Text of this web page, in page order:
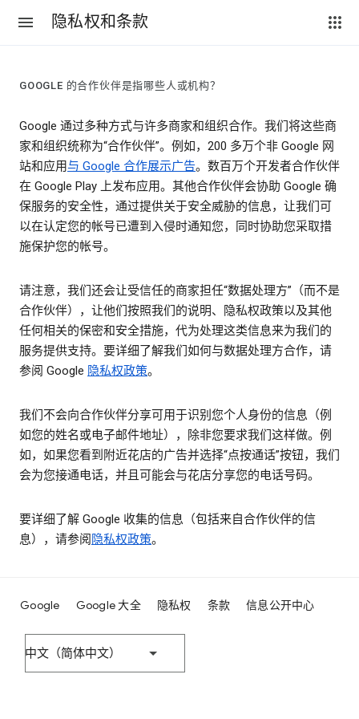
隐私权和条款
GOOGLE 的合作伙伴是指哪些人或机构？
Google 通过多种方式与许多商家和组织合作。我们将这些商
家和组织统称为“合作伙伴”。例如，200 多万个非 Google 网
站和应用与 Google 合作展示广告。数百万个开发者合作伙伴
在 Google Play 上发布应用。其他合作伙伴会协助 Google 确
保服务的安全性，通过提供关于安全威胁的信息，让我们可
以在认定您的帐号已遭到入侵时通知您，同时协助您采取措
施保护您的帐号。
请注意，我们还会让受信任的商家担任“数据处理方”（而不是
合作伙伴），让他们按照我们的说明、隐私权政策以及其他
任何相关的保密和安全措施，代为处理这类信息来为我们的
服务提供支持。要详细了解我们如何与数据处理方合作，请
参阅 Google 隐私权政策。
我们不会向合作伙伴分享可用于识别您个人身份的信息（例
如您的姓名或电子邮件地址），除非您要求我们这样做。例
如，如果您看到附近花店的广告并选择“点按通话”按钮，我们
会为您接通电话，并且可能会与花店分享您的电话号码。
要详细了解 Google 收集的信息（包括来自合作伙伴的信
息），请参阅 隐私权政策。
Google Google 大全 隐私权 条款 信息公开中心
中文（简体中文）